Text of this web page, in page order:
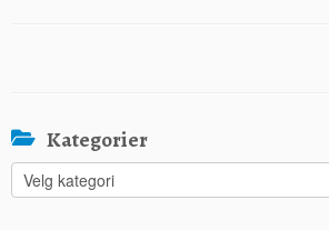
Kategorier
Kategorier